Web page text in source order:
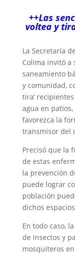
++Las
voltea y
La Secretaría
Colima invitó a
saneamiento
y comunidad,
tira’
agua en
favorezca la
transmisor del
Precisó que la
de estas
la prevención
puede lograr
población
dichos
En todo caso,
de insectos y
mosquiteros